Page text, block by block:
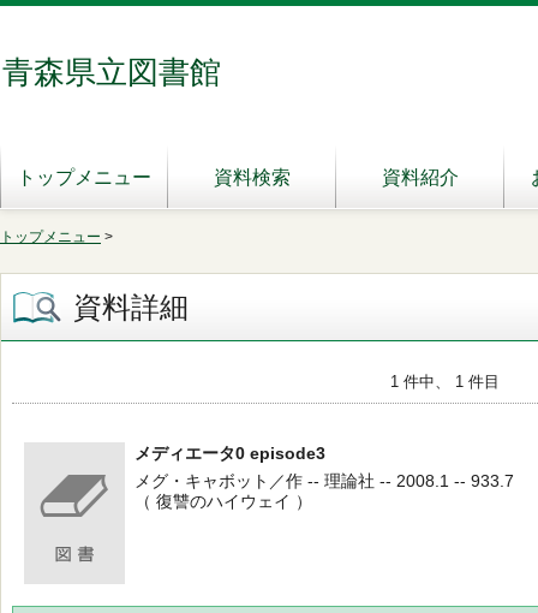
青森県立図書館
トップメニュー 資料検索 資料紹介
トップメニュー >
資料詳細
1 件中、 1 件目
メディエータ0 episode3
メグ・キャボット／作 -- 理論社 -- 2008.1 -- 933.7
（ 復讐のハイウェイ ）